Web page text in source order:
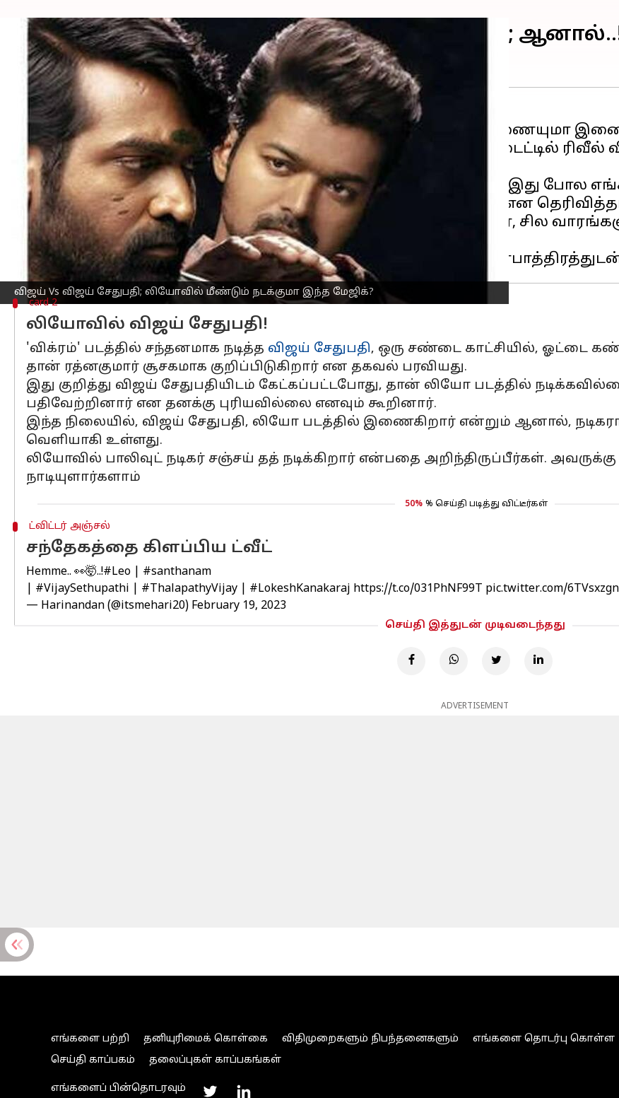
விஜய் Vs விஜய் சேதுபதி; லியோவில் மீண்டும் நடக்குமா இந்த மேஜிக்?
லியோ படத்தில் இணைகிறார் விஜய் சேதுபதி;
எழுதியவர் Venkatalakshmi V May 17, 2023 12:20 pm
செய்தி முன்னோட்டம்
விஜய்நடிக்கும் 'லியோ' படம்,லோகேஷ் கனகராஜின்
LCU -வில் இணையுமா
இணையத்தில் போய்க்கொண்டிருக்கும் நேரத்தில், பலரும் அதன் டைட்டில் ரிவீல்
புது தகவலை கண்டுபிடித்து கொண்டே இருந்தனர்.
இது குறித்து லோகேஷ் கனகராஜிடம் கேட்கப்பட்ட போது, ரசிகர்கள் இது போல
கண்டுபிடிக்கும் போது தான் எங்களுக்கு கூடுதல் பிரஷர் ஏறுகிறது என
இந்த நிலையில், படத்தின் எழுத்தாளர்களின் ஒருவரான ரத்னகுமார், சில
ஒன்றை பதிவேற்றி இருந்தார்.
card 2
லியோவில் விஜய் சேதுபதி!
'விக்ரம்' படத்தில் சந்தனமாக நடித்த விஜய் சேதுபதி, ஒரு சண்டை காட்சியில், ஓட்டை
தான் ரத்னகுமார் சூசகமாக குறிப்பிடுகிறார் என தகவல் பரவியது.
இது குறித்து விஜய் சேதுபதியிடம் கேட்கப்பட்டபோது, தான் லியோ படத்தில்
பதிவேற்றினார் என தனக்கு புரியவில்லை எனவும் கூறினார்.
இந்த நிலையில், விஜய் சேதுபதி, லியோ படத்தில் இணைகிறார் என்றும் ஆனால்,
வெளியாகி உள்ளது.
லியோவில் பாலிவுட் நடிகர் சஞ்சய் தத் நடிக்கிறார் என்பதை அறிந்திருப்பீர்கள்.
நாடியுளார்களாம்
50% % செய்தி படித்து விட்டீர்கள்
ட்விட்டர் அஞ்சல்
சந்தேகத்தை கிளப்பிய ட்வீட்
Hemme.. 👀🤯..!#Leo
#santhanam
#VijaySethupathi #ThalapathyVijay #LokeshKanakaraj https://t.co/031PhNF99T pic.twitter.com/
— Harinandan (@itsmehari20) February 19, 2023
செய்தி இத்துடன் முடிவடைந்தது
ADVERTISEMENT
எங்களை பற்றி தனியுரிமைக் கொள்கை விதிமுறைகளும் நிபந்தனைகளும் எங்களை தொடர்பு கொள்ள
செய்தி காப்பகம்
தலைப்புகள் காப்பகங்கள்
எங்களைப் பின்தொடரவும்